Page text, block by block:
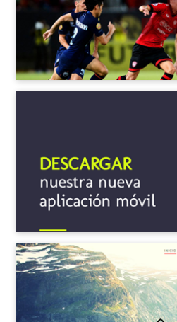
Trabajos y Renovaciones
Bebidas y Alimentos
Hoteles y Viajes
Deportes y Recreación
Artes y Música
Comunidad y Asociaciones
Tecnología
Eventos